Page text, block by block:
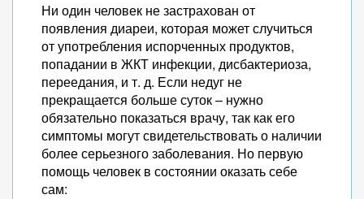
Ни один человек не застрахован от
появления диареи, которая может случиться
от употребления испорченных продуктов,
попадании в ЖКТ инфекции, дисбактериоза,
переедания, и т. д. Если недуг не
прекращается больше суток – нужно
обязательно показаться врачу, так как его
симптомы могут свидетельствовать о наличии
более серьезного заболевания. Но первую
помощь человек в состоянии оказать себе
сам: